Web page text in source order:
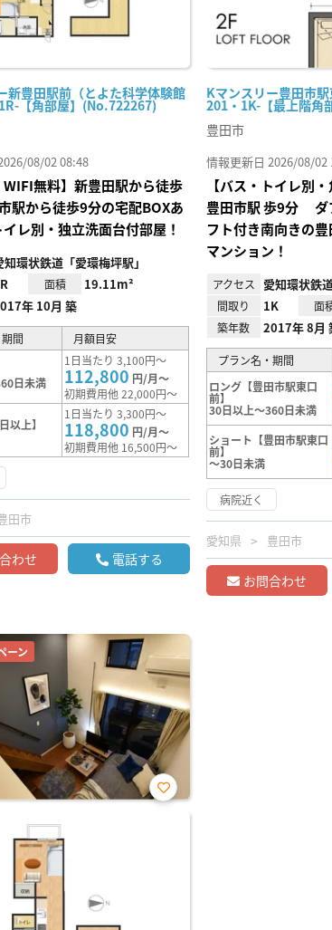
新豊田駅前（とよた科学体験館
【角部屋】(No.722267)
08/02 08:48
WIFI無料】新豊田駅から徒歩
駅から徒歩9分の宅配BOXあ
レ別・独立洗面台付部屋！
知環状鉄道「愛環梅坪駅」
面積 19.11m²
年 10月 築
間 月額目安
日未満
1日当たり 3,100円～
112,800 円/月～
初期費用他 22,000円～
以上】
1日当たり 3,300円～
118,800 円/月～
初期費用他 16,500円～
田市
わせ 電話する
Kマンスリー豊田市駅
201・1K-【最上階角
豊田市
情報更新日 2026/08/02
【バス・トイレ別
豊田市駅 歩9分 ダ
フト付き南向きの
マンション！
アクセス 愛知環状鉄
間取り 1K 面
築年数 2017年 8月
プラン名・期間
ロング【豊田市駅東口
前】
30日以上～360日未満
ショート【豊田市駅東口
前】
～30日未満
病院近く
愛知県 豊田市
お問合わせ
ーン
お気